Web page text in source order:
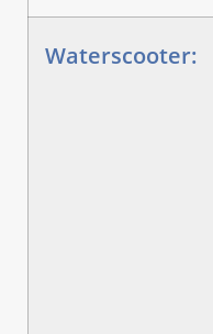
Waterscooter: